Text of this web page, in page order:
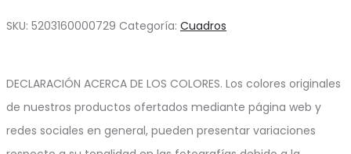
SKU: 5203160000729 Categoría: Cuadros
DECLARACIÓN ACERCA DE LOS COLORES. Los colores originales
de nuestros productos ofertados mediante página web y
redes sociales en general, pueden presentar variaciones